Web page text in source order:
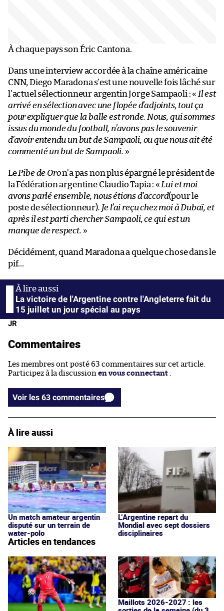
À chaque pays son Éric Cantona.
Dans une interview accordée à la chaîne américaine
CNN, Diego Maradona s’est une nouvelle fois lâché sur
l’actuel sélectionneur argentin Jorge Sampaoli : « Il est
arrivé en sélection avec une flopée d’adjoints, tout ça
pour expliquer que la balle est ronde. Nous, qui sommes
issus du monde du football, n’avons pas le souvenir
d’avoir entendu un but de Sampaoli, ou que nous ait été
commenté un but de Sampaoli. »
LePibe de Oron’a pas non plus épargné le président de
la Fédération argentine Claudio Tapia : « Lui et moi
avons parlé ensemble, nous étions d’accord(pour le
poste de sélectionneur). Je l’ai reçu chez moi à Dubaï, et
après il est parti chercher Sampaoli, ce qui est un
manque de respect. »
Décidément, quand Maradona a quelque chose dans le
pif…
La victoire de l'Argentine contre l'Angleterre fait du
15 juillet un jour spécial au pays
JR
Commentaires
Les membres ont posté 63 commentaires sur cet article.
Participez à la discussion en vous connectant
Voir les 63 commentaires
À lire aussi
Un match amateur argentin
disputé sur un terrain de
water-polo
L’Argentine repart du
Mondial avec sept dossiers
disciplinaires
Articles en tendances
Maillots 2026-2027 : les